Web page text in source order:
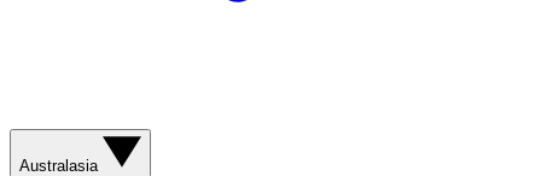
Australasia